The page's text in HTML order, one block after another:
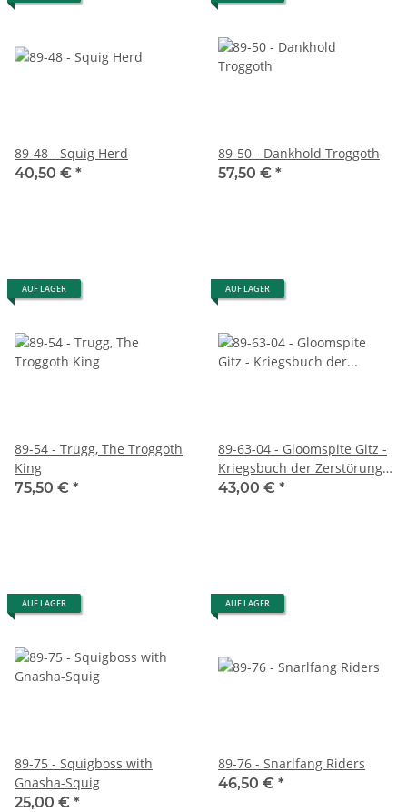
89-48 - Squig Herd
40,50 € *
89-50 - Dankhold Troggoth
57,50 € *
AUF LAGER
89-54 - Trugg, The Troggoth
King
75,50 € *
AUF LAGER
89-63-04 - Gloomspite Gitz -
Kriegsbuch der Zerstörung
(DEUTSCH)
43,00 € *
AUF LAGER
89-75 - Squigboss with
Gnasha-Squig
25,00 € *
AUF LAGER
89-76 - Snarlfang Riders
46,50 € *